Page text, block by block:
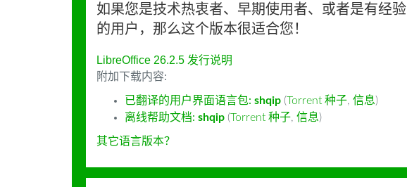
如果您是技术热衷者、早期使用者、或者是有经验
的用户，那么这个版本很适合您！
LibreOffice 26.2.5 发行说明
附加下载内容:
已翻译的用户界面语言包: shqip (Torrent 种子, 信息)
离线帮助文档: shqip (Torrent 种子, 信息)
其它语言版本？